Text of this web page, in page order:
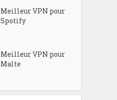
Meilleur VPN pour
Spotify
Meilleur VPN pour
Malte